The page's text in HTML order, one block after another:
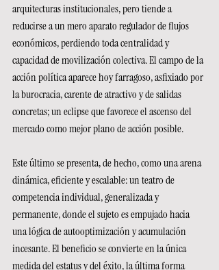
arquitecturas institucionales, pero tiende a
reducirse a un mero aparato regulador de flujos
económicos, perdiendo toda centralidad y
capacidad de movilización colectiva. El campo de la
acción política aparece hoy farragoso, asfixiado por
la burocracia, carente de atractivo y de salidas
concretas; un eclipse que favorece el ascenso del
mercado como mejor plano de acción posible.
Este último se presenta, de hecho, como una arena
dinámica, eficiente y escalable: un teatro de
competencia individual, generalizada y
permanente, donde el sujeto es empujado hacia
una lógica de autooptimización y acumulación
incesante. El beneficio se convierte en la única
medida del estatus y del éxito, la última forma